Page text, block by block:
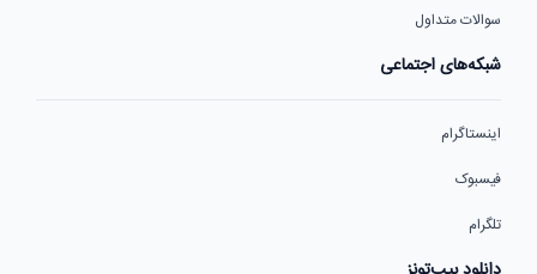
سوالات متداول
شبکه‌های اجتماعی
اینستاگرام
فیسبوک
تلگرام